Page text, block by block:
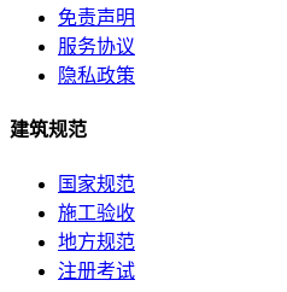
免责声明
服务协议
隐私政策
建筑规范
国家规范
施工验收
地方规范
注册考试